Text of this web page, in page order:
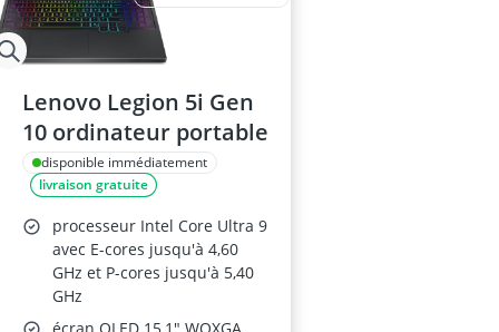
Lenovo Legion 5i Gen
10 ordinateur portable
disponible immédiatement
livraison gratuite
processeur Intel Core Ultra 9
avec E-cores jusqu'à 4,60
GHz et P-cores jusqu'à 5,40
GHz